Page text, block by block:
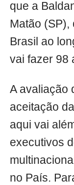
que a
Matão
Brasil ao
vai fazer 98
A avaliação
aceitação
aqui vai
executivos
no País.